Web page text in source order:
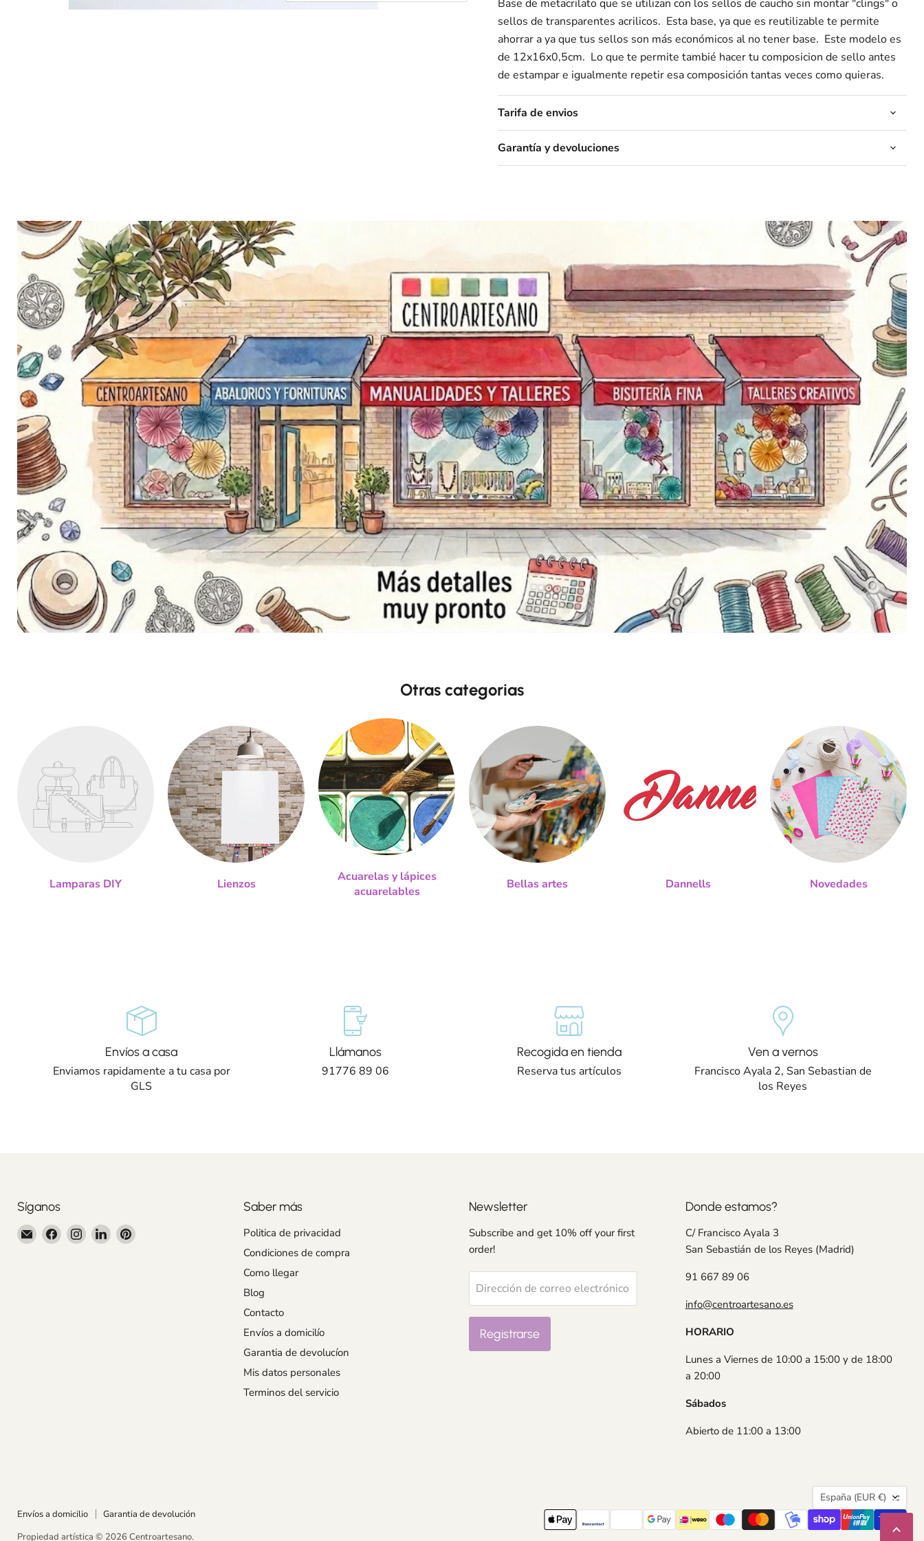
Base de metacrilato que se utilizan con los sellos de caucho sin montar "clings" o
sellos de transparentes acrilicos. Esta base, ya que es reutilizable te permite
ahorrar a ya que tus sellos son más económicos al no tener base. Este modelo es
de 12x16x0,5cm. Lo que te permite tambié hacer tu composicion de sello antes
de estampar e igualmente repetir esa composición tantas veces como quieras.
Tarifa de envios
Garantía y devoluciones
Otras categorias
Lamparas DIY Lienzos
Acuarelas y lápices
acuarelables
Bellas artes Dannells Novedades
Envíos a casa
Enviamos rapidamente a tu casa por
GLS
Llámanos
91776 89 06
Recogida en tienda
Reserva tus artículos
Ven a vernos
Francisco Ayala 2, San Sebastian de
los Reyes
Síganos
Encuéntrenos
Encuéntrenos
Encuéntrenos
Encuéntrenos
Encuéntrenos
Saber más
Politica de privacidad
Condiciones de compra
Como llegar
Blog
Contacto
Envíos a domicilío
Garantia de devolucíon
Mis datos personales
Terminos del servicio
Newsletter
Subscribe and get 10% off your first
order!
Dirección de correo electrónico
Registrarse
Donde estamos?
C/ Francisco Ayala 3
San Sebastián de los Reyes (Madrid)
91 667 89 06
info@centroartesano.es
HORARIO
Lunes a Viernes de 10:00 a 15:00 y de 18:00
a 20:00
Sábados
Abierto de 11:00 a 13:00
País
España (EUR €)
Envíos a domicilio
Garantia de devolución
Propiedad artística © 2026 Centroartesano.